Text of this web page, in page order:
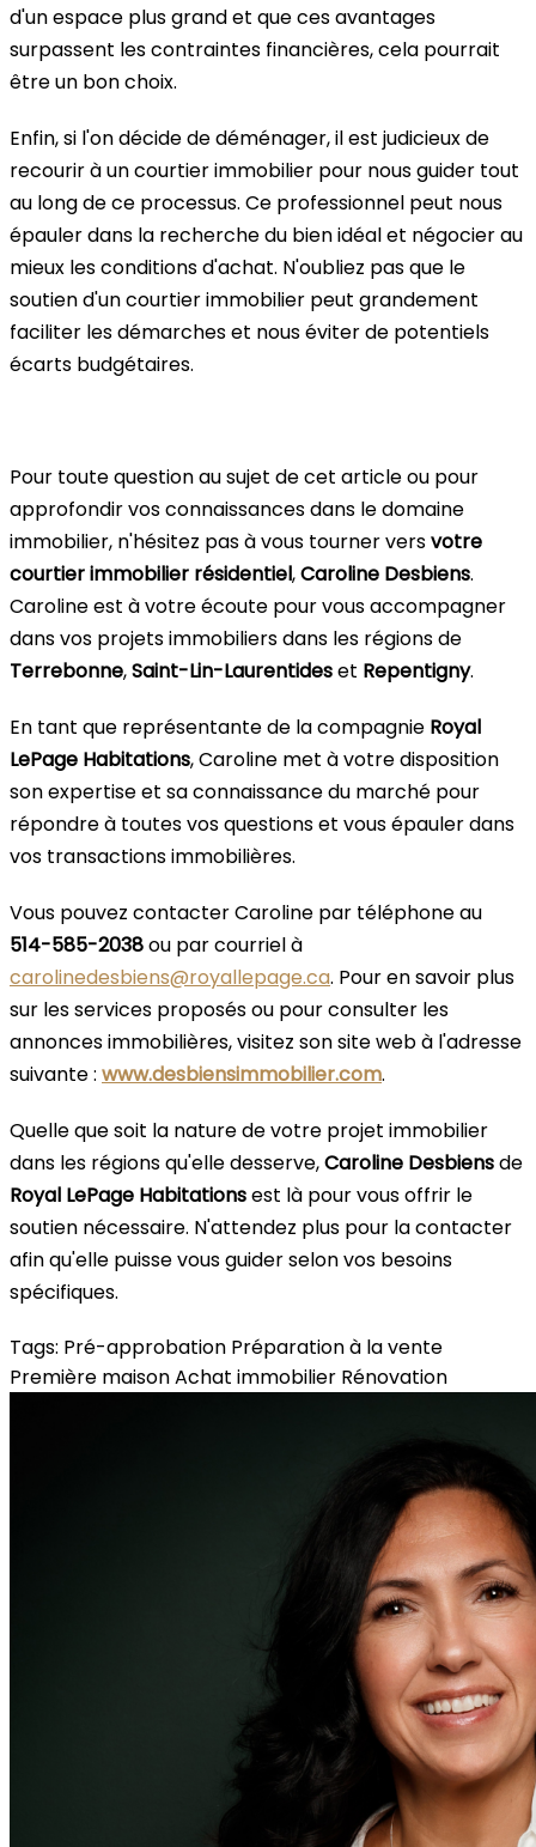
d'un espace plus grand et que ces avantages
surpassent les contraintes financières, cela pourrait
être un bon choix.
Enfin, si l'on décide de déménager, il est judicieux de
recourir à un courtier immobilier pour nous guider tout
au long de ce processus. Ce professionnel peut nous
épauler dans la recherche du bien idéal et négocier au
mieux les conditions d'achat. N'oubliez pas que le
soutien d'un courtier immobilier peut grandement
faciliter les démarches et nous éviter de potentiels
écarts budgétaires.
Pour toute question au sujet de cet article ou pour
approfondir vos connaissances dans le domaine
immobilier, n'hésitez pas à vous tourner versvotre
courtier immobilier résidentiel,Caroline Desbiens.
Caroline est à votre écoute pour vous accompagner
dans vos projets immobiliers dans les régions de
Terrebonne,Saint-Lin-Laurentideset Repentigny.
En tant que représentante de la compagnie Royal
LePage Habitations, Caroline met à votre disposition
son expertise et sa connaissance du marché pour
répondre à toutes vos questions et vous épauler dans
vos transactions immobilières.
Vous pouvez contacter Caroline par téléphone au
514-585-2038ou par courriel à
carolinedesbiens@royallepage.ca. Pour en savoir plus
sur les services proposés ou pour consulter les
annonces immobilières, visitez son site web à l'adresse
suivante : www.desbiensimmobilier.com.
Quelle que soit la nature de votre projet immobilier
dans les régions qu'elle desserve,Caroline Desbiensde
Royal LePage Habitationsest là pour vous offrir le
soutien nécessaire. N'attendez plus pour la contacter
afin qu'elle puisse vous guider selon vos besoins
spécifiques.
Tags: Pré-approbation Préparation à la vente
Première maisonAchat immobilier Rénovation